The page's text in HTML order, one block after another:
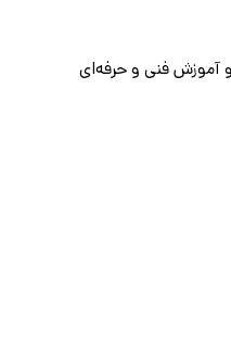
آموزش فنی و حرفه‌ای